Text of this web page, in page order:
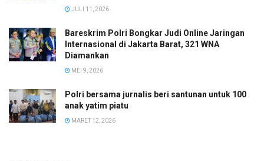
JULI 11, 2026
Bareskrim Polri Bongkar Judi Online Jaringan
Internasional di Jakarta Barat, 321 WNA
Diamankan
MEI 9, 2026
Polri bersama jurnalis beri santunan untuk 100
anak yatim piatu
MARET 12, 2026